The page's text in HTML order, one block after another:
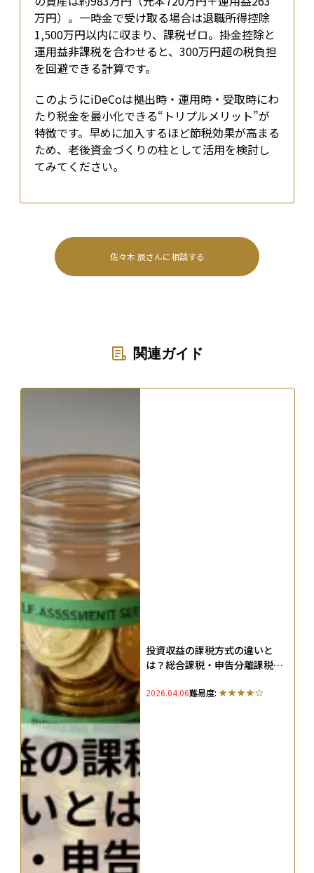
万円）。一時金で受け取る場合は退職所得控除
1,500万円以内に収まり、課税ゼロ。掛金控除と
運用益非課税を合わせると、300万円超の税負担
を回避できる計算です。
このようにiDeCoは拠出時・運用時・受取時にわ
たり税金を最小化できる“トリプルメリット”が
特徴です。早めに加入するほど節税効果が高まる
ため、老後資金づくりの柱として活用を検討し
てみてください。
佐々木 辰さんに相談する
関連ガイド
投資収益の課税方式の違いと
は？総合課税・申告分離課税・
2026.04.06難易度: